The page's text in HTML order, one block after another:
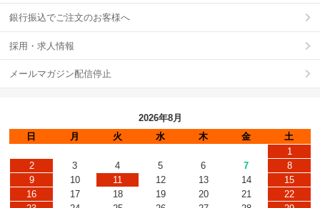
銀行振込でご注文のお客様へ
採用・求人情報
メールマガジン配信停止
2026年8月
日
月 火 水 木 金
土
1
2
3 4 5 6 7
8
9
10 11 12 13 14
15
16
17 18 19 20 21
22